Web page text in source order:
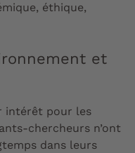
éthique,
et
intérêt pour les
chercheurs n’ont
dans leurs